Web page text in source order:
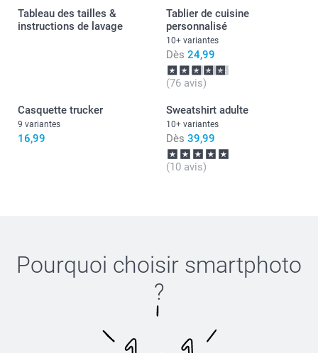
19,5 cm
XXL
77,2 cm
61,5 cm
20 cm
Florence@smartphoto
Tableau des tailles &
instructions de lavage
Tablier de cuisine
personnalisé
10+ variantes
Dès 24,99
(76 avis)
Casquette trucker
9 variantes
16,99
Sweatshirt adulte
10+ variantes
Dès 39,99
(10 avis)
Pourquoi choisir smartphoto
?